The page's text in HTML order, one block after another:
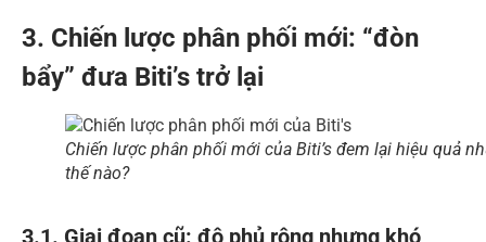
3. Chiến lược phân phối mới: “đòn
bẩy” đưa Biti’s trở lại
Chiến lược phân phối mới của Biti’s đem lại hiệu quả
thế nào?
3.1. Giai đoạn cũ: độ phủ rộng nhưng khó